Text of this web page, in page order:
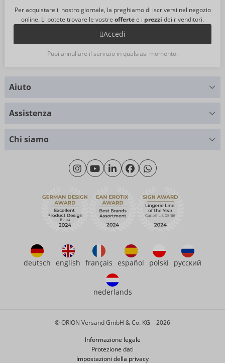
Per acquistare il nostro giornale, la preghiamo di iscriversi nel negozio
online. Li potete trovare le vostre offertee i prezzi dei rivenditori.
Accedi
Puoi annullare il servizio in qualsiasi momento.
Aiuto
Lunedì - Giovedì: 09:00 - 16:00
Venerdì: 09:00 - 15:00
Assistenza clienti
Domande frequenti (FAQ)
Assistenza
Chi siamo
Riguardo a noi
Sostenibilità
eroFame
deutsch english français español polski русский
nederlands
Informazione legale
Protezione dati
Impostazioni della privacy
© ORION Versand GmbH & Co. KG – 2026